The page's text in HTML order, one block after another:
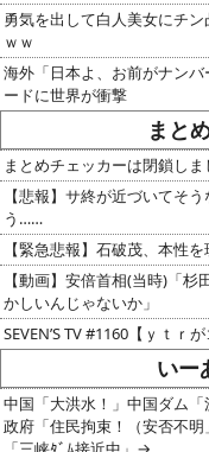
勇気を出して白人美女にチ
ｗｗ
海外「日本よ、お前がナン
ードに世界が衝撃
まと
まとめチェッカーは閉鎖しま
【悲報】サ終が近づいてそ
う……
【緊急悲報】石破茂、本性
【動画】安倍首相(当時)「
かしいんじゃないか」
SEVEN’S TV #1160【ｙｔｒ
いー
中国「大洪水！」中国ダム
政府「住民拘束！（安否不